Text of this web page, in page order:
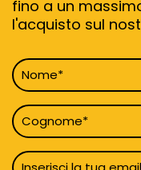
fino a un
l'acquisto sul
Nome
*
Cognome
*
Email